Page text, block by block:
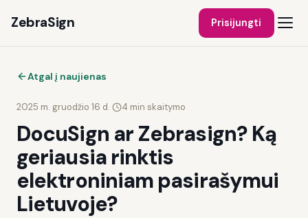
ZebraSign Prisijungti
Atgal į naujienas
2025 m. gruodžio 16 d. 4 min skaitymo
DocuSign ar Zebrasign? Ką
geriausia rinktis
elektroniniam pasirašymui
Lietuvoje?